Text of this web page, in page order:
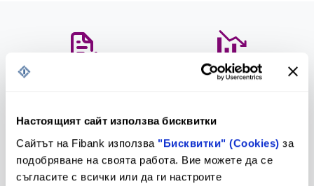
Настоящият сайт използва бисквитки
Сайтът на Fibank използва "Бисквитки" (Cookies) за
подобряване на своята работа. Вие можете да се
съгласите с всички или да ги настроите
Тарифа
Лихвен бюлетин Контакти и клонова мрежа